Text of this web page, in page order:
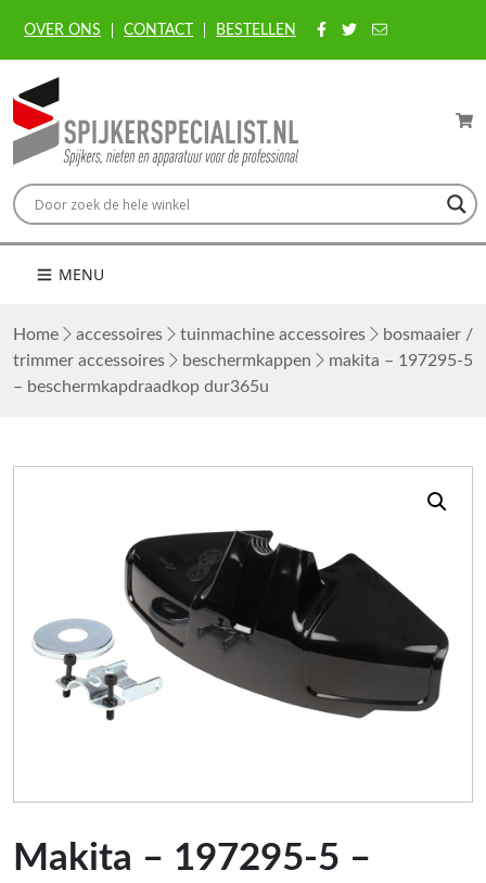
OVER ONS CONTACT BESTELLEN
MENU
Home accessoires tuinmachine accessoires
bosmaaier /
trimmer accessoires
beschermkappen
makita – 197295-5
– beschermkapdraadkop dur365u
Makita – 197295-5 –